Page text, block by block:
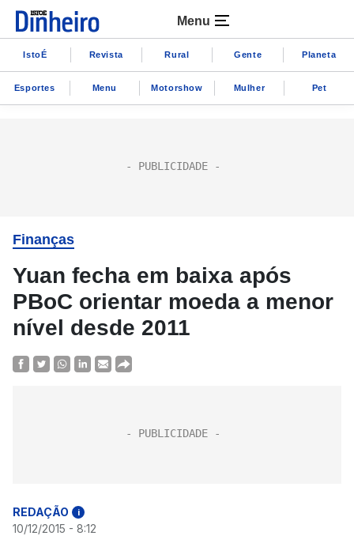
Menu
IstoÉ Revista Rural Gente Planeta
Esportes Menu Motorshow Mulher Pet
Finanças
Yuan fecha em baixa após
PBoC orientar moeda a menor
nível desde 2011
REDAÇÃO i
10/12/2015 - 8:12